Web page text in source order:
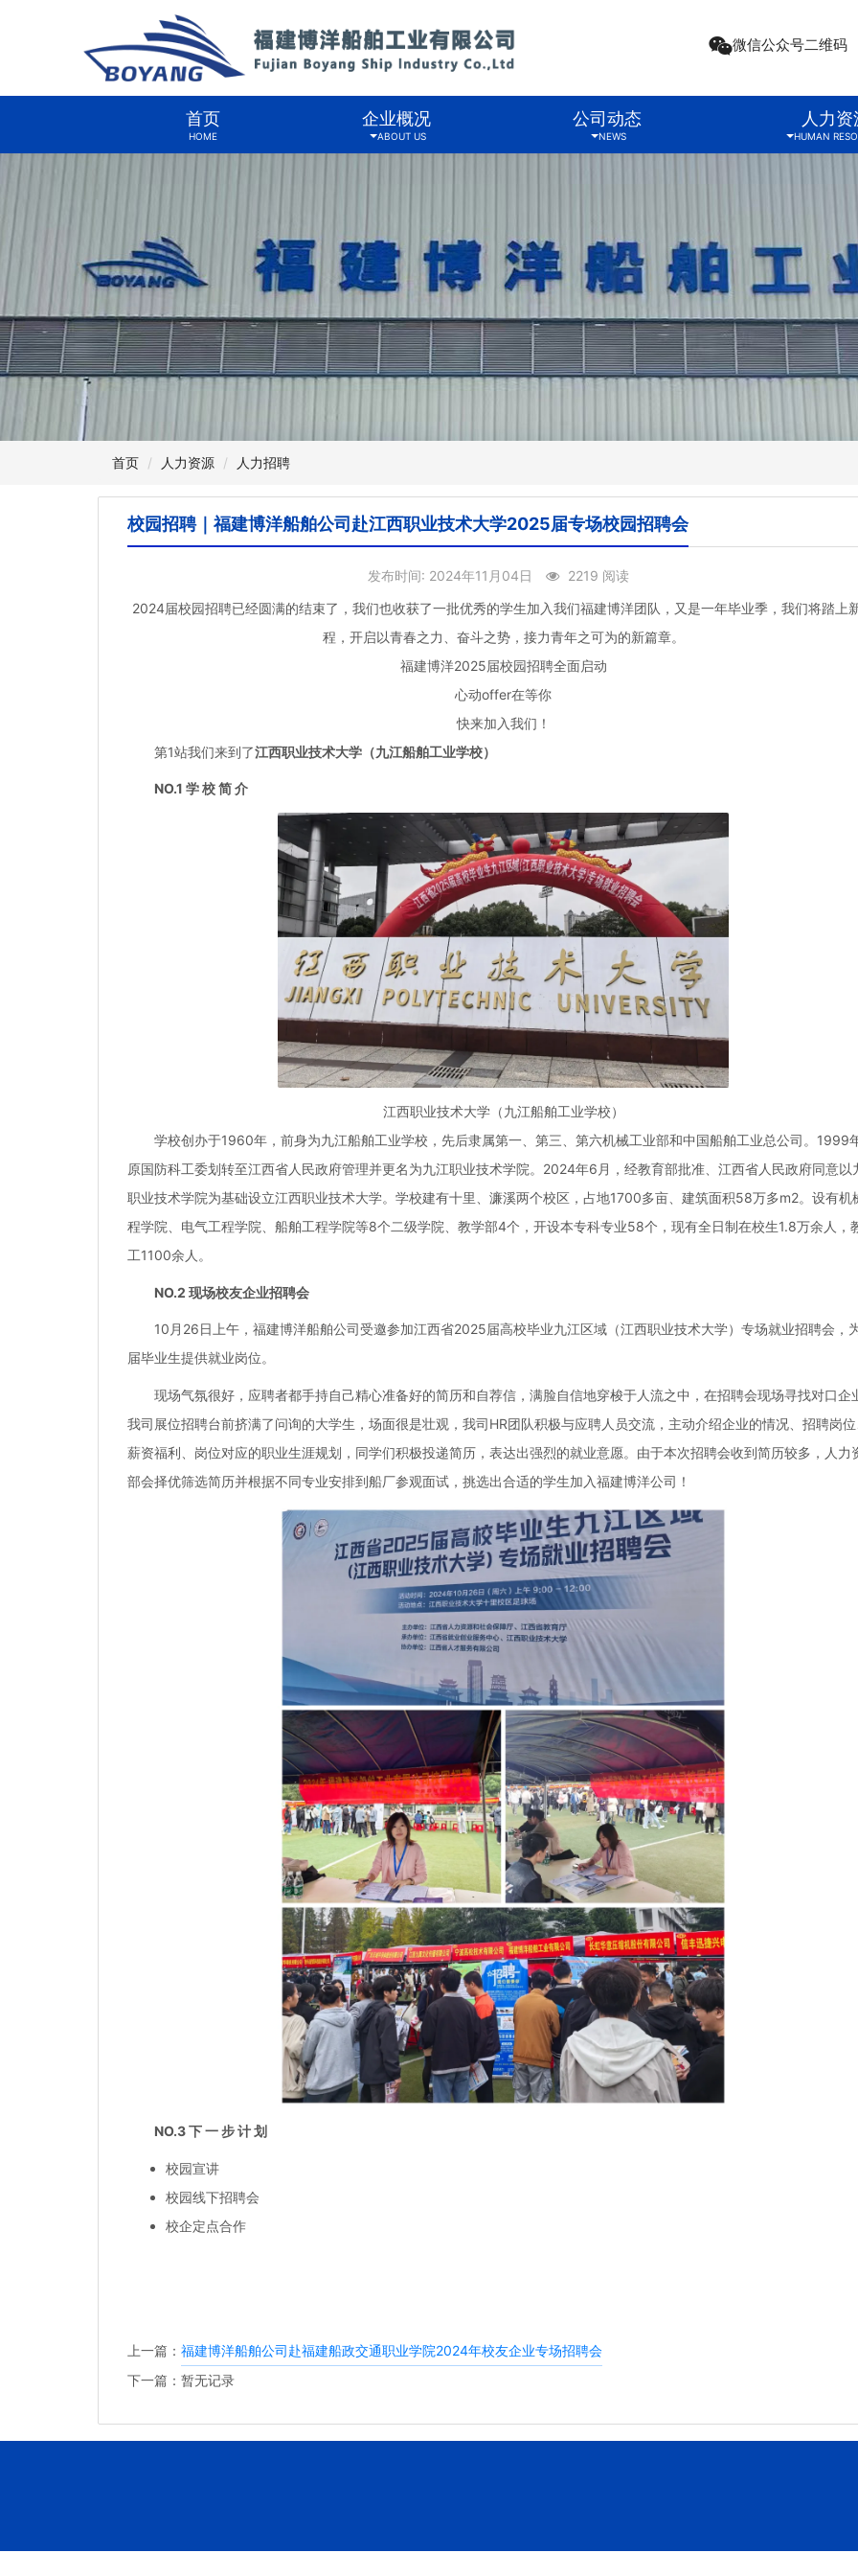
微信公众号二维码
首页
HOME
企业概况
ABOUT US
公司动态
NEWS
人力资
HUMAN
首页 人力资源 人力招聘
校园招聘｜福建博洋船舶公司赴江西职业技术大学2025届专场校园招聘会
发布时间: 2024年11月04日
2219 阅读
2024届校园招聘已经圆满的结束了，我们也收获了一批优秀的学生加入我们福建博洋团队，又是一年毕业季，我们将踏上
程，开启以青春之力、奋斗之势，接力青年之可为的新篇章。
福建博洋2025届校园招聘全面启动
心动offer在等你
快来加入我们！
第1站我们来到了江西职业技术大学（九江船舶工业学校）
NO.1 学 校 简 介
江西职业技术大学（九江船舶工业学校）
学校创办于1960年，前身为九江船舶工业学校，先后隶属第一、第三、第六机械工业部和中国船舶工业总公司。1999
原国防科工委划转至江西省人民政府管理并更名为九江职业技术学院。2024年6月，经教育部批准、江西省人民政府同意以
职业技术学院为基础设立江西职业技术大学。学校建有十里、濂溪两个校区，占地1700多亩、建筑面积58万多m2。设有机
程学院、电气工程学院、船舶工程学院等8个二级学院、教学部4个，开设本专科专业58个，现有全日制在校生1.8万余人，
工1100余人。
NO.2 现场校友企业招聘会
10月26日上午，福建博洋船舶公司受邀参加江西省2025届高校毕业九江区域（江西职业技术大学）专场就业招聘会，
届毕业生提供就业岗位。
现场气氛很好，应聘者都手持自己精心准备好的简历和自荐信，满脸自信地穿梭于人流之中，在招聘会现场寻找对口企
我司展位招聘台前挤满了问询的大学生，场面很是壮观，我司HR团队积极与应聘人员交流，主动介绍企业的情况、招聘岗位
薪资福利、岗位对应的职业生涯规划，同学们积极投递简历，表达出强烈的就业意愿。由于本次招聘会收到简历较多，人力
部会择优筛选简历并根据不同专业安排到船厂参观面试，挑选出合适的学生加入福建博洋公司！
NO.3 下 一 步 计 划
校园宣讲
校园线下招聘会
校企定点合作
上一篇： 福建博洋船舶公司赴福建船政交通职业学院2024年校友企业专场招聘会
下一篇：暂无记录